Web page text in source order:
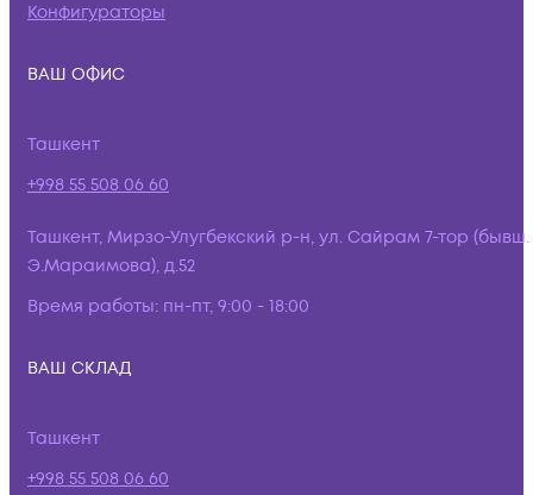
Конфигураторы
ВАШ ОФИС
Ташкент
+998 55 508 06 60
Ташкент, Мирзо-Улугбекский р-н, ул. Сайрам 7-тор (бывш.
Э.Мараимова), д.52
Время работы: пн-пт, 9:00 - 18:00
ВАШ СКЛАД
Ташкент
+998 55 508 06 60